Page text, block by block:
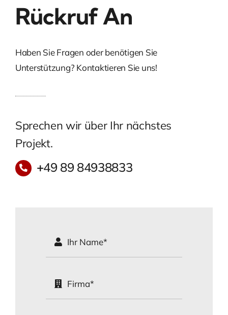
Rückruf An
Haben Sie Fragen oder benötigen Sie
Unterstützung? Kontaktieren Sie uns!
Sprechen wir über Ihr nächstes
Projekt.
+49 89 84938833